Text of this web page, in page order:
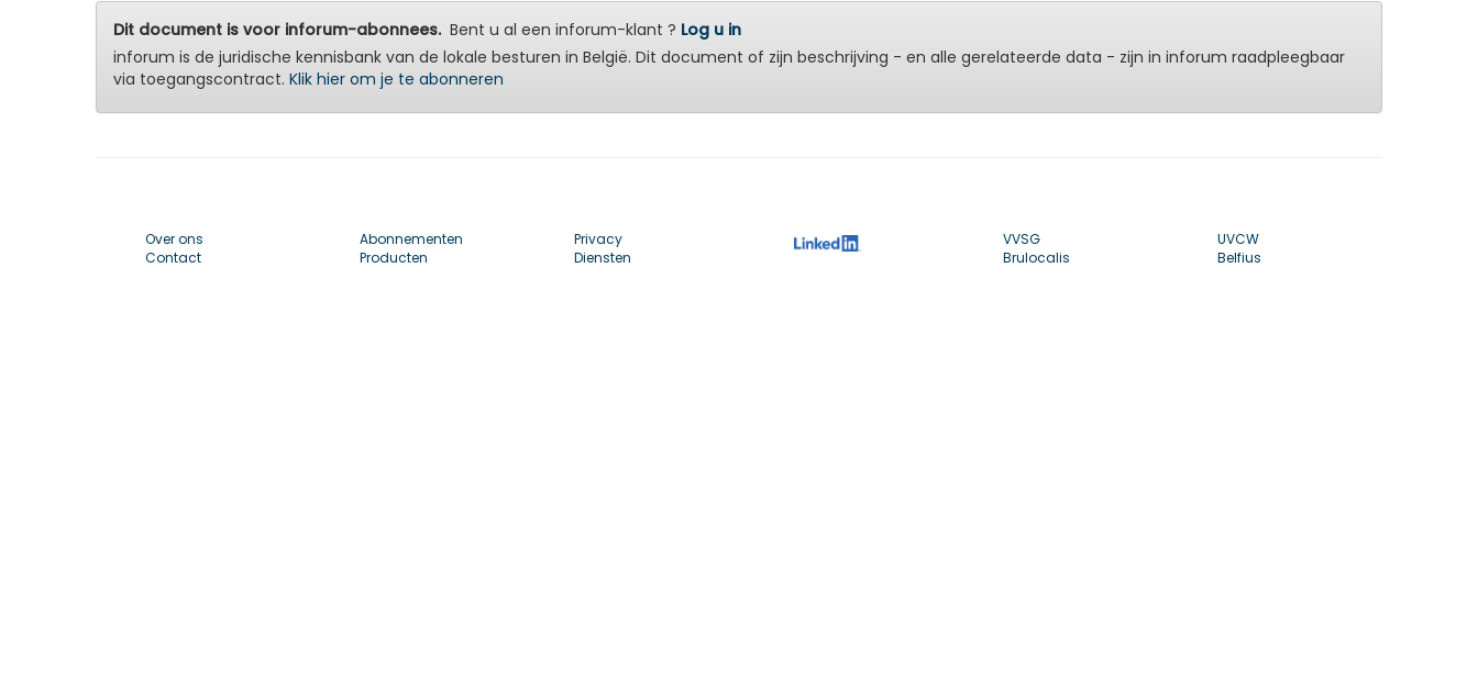
Dit document is voor inforum-abonnees.Bent u al een inforum-klant ? Log u in
inforum is de juridische kennisbank van de lokale besturen in België. Dit document of zijn beschrijving - en alle gerelateerde data - zijn in inforum raadpleegbaar
via toegangscontract. Klik hier om je te abonneren
Over ons
Contact
Abonnementen
Producten
Privacy
Diensten
VVSG
Brulocalis
UVCW
Belfius